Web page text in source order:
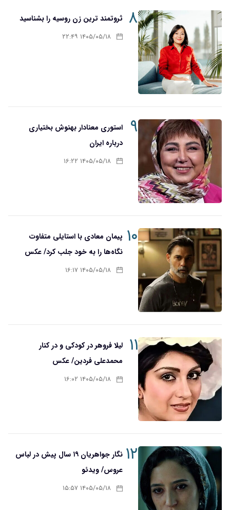
۸ ثروتمند ترین زن روسیه را بشناسید
۱۴۰۵/۰۵/۱۸ ۲۲:۴۹
۹
استوری معنادار بهنوش بختیاری
درباره ایران
۱۴۰۵/۰۵/۱۸ ۱۶:۲۲
۱۰ پیمان معادی با استایلی متفاوت
نگاه‌ها را به خود جلب کرد/ عکس
۱۴۰۵/۰۵/۱۸ ۱۶:۱۷
۱۱
لیلا فروهر در کودکی و در کنار
محمدعلی فردین/ عکس
۱۴۰۵/۰۵/۱۸ ۱۶:۰۲
۱۲
نگار جواهریان ۱۹ سال پیش در لباس
عروس/ ویدئو
۱۴۰۵/۰۵/۱۸ ۱۵:۵۷